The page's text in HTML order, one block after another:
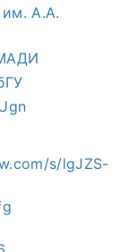
им. А.А.
s/lgJZS-